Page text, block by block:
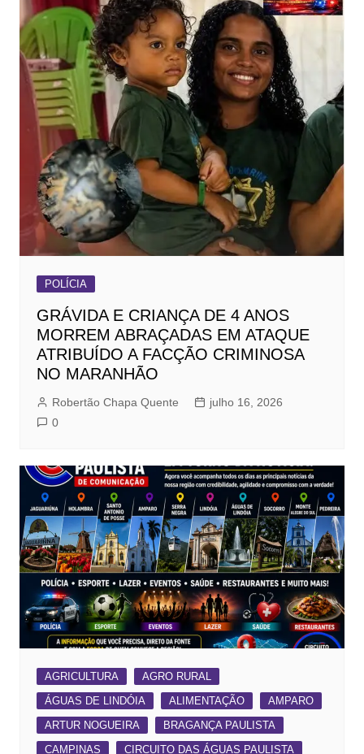
POLÍCIA
GRÁVIDA E CRIANÇA DE 4 ANOS
MORREM ABRAÇADAS EM ATAQUE
ATRIBUÍDO A FACÇÃO CRIMINOSA
NO MARANHÃO
Robertão Chapa Quente
julho 16, 2026
0
AGRICULTURA
AGRO RURAL
ÁGUAS DE LINDÓIA
ALIMENTAÇÃO
AMPARO
ARTUR NOGUEIRA
BRAGANÇA PAULISTA
CAMPINAS
CIRCUITO DAS ÁGUAS PAULISTA